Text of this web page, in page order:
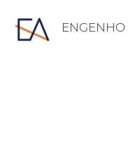
ENGENHO